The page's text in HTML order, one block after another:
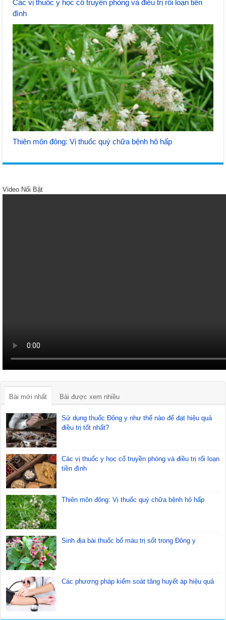
Các vị thuốc y học cổ truyền phòng và điều trị rối loạn tiền
đình
Thiên môn đông: Vị thuốc quý chữa bệnh hô hấp
Video Nổi Bật
Bài mới nhất Bài được xem nhiều
Sử dụng thuốc Đông y như thế nào để đạt hiệu quả
điều trị tốt nhất?
Các vị thuốc y học cổ truyền phòng và điều trị rối loạn
tiền đình
Thiên môn đông: Vị thuốc quý chữa bệnh hô hấp
Sinh địa bài thuốc bổ máu trị sốt trong Đông y
Các phương pháp kiểm soát tăng huyết áp hiệu quả